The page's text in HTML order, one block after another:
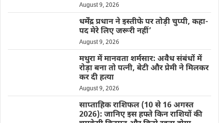
August 9, 2026
धर्मेंद्र प्रधान ने इस्तीफे पर तोड़ी चुप्पी, कहा-
पद मेरे लिए जरूरी नहीं’
August 9, 2026
मथुरा में मानवता शर्मसार: अवैध संबंधों में
रोड़ा बना तो पत्नी, बेटी और प्रेमी ने मिलकर
कर दी हत्या
August 9, 2026
साप्ताहिक राशिफल (10 से 16 अगस्त
2026): जानिए इस हफ्ते किन राशियों की